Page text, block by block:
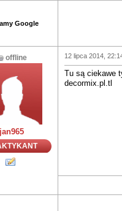
Google
offline
jan965
12 lipca 2014,
Tu są ciekawe
decormix.pl.tl